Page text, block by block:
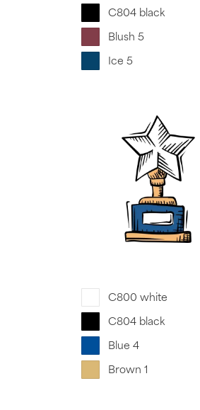
C804 black
Blush 5
Ice 5
C800 white
C804 black
Blue 4
Brown 1